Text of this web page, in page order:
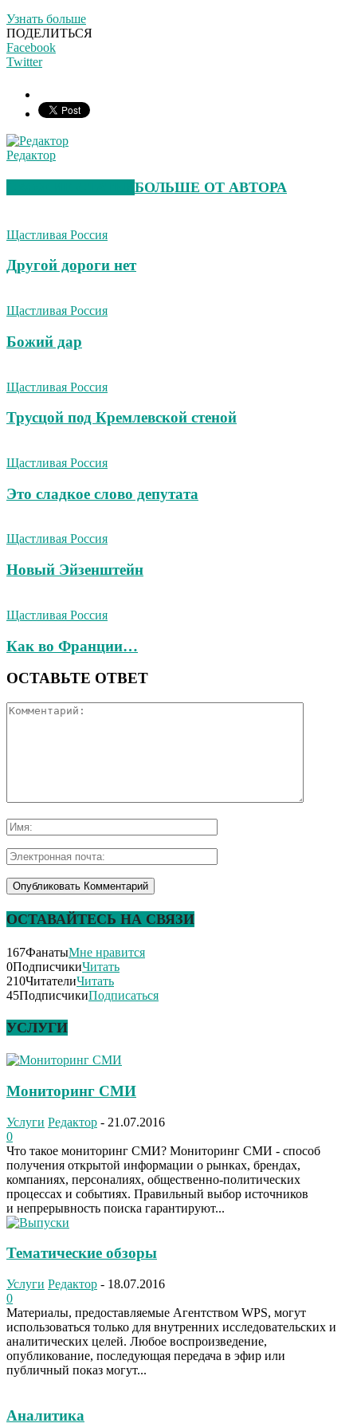
Узнать больше
ПОДЕЛИТЬСЯ
Facebook
Twitter
Редактор
БОЛЬШЕ ОТ АВТОРА
Щастливая Россия
Другой дороги нет
Щастливая Россия
Божий дар
Щастливая Россия
Трусцой под Кремлевской стеной
Щастливая Россия
Это сладкое слово депутата
Щастливая Россия
Новый Эйзенштейн
Щастливая Россия
Как во Франции…
ОСТАВЬТЕ ОТВЕТ
ОСТАВАЙТЕСЬ НА СВЯЗИ
167ФанатыМне нравится
0ПодписчикиЧитать
210ЧитателиЧитать
45ПодписчикиПодписаться
УСЛУГИ
Мониторинг СМИ
Услуги Редактор - 21.07.2016
0
Что такое мониторинг СМИ? Мониторинг СМИ - способ
получения открытой информации о рынках, брендах,
компаниях, персоналиях, общественно-политических
процессах и событиях. Правильный выбор источников
и непрерывность поиска гарантируют...
Тематические обзоры
Услуги Редактор - 18.07.2016
0
Материалы, предоставляемые Агентством WPS, могут
использоваться только для внутренних исследовательских и
аналитических целей. Любое воспроизведение,
опубликование, последующая передача в эфир или
публичный показ могут...
Аналитика